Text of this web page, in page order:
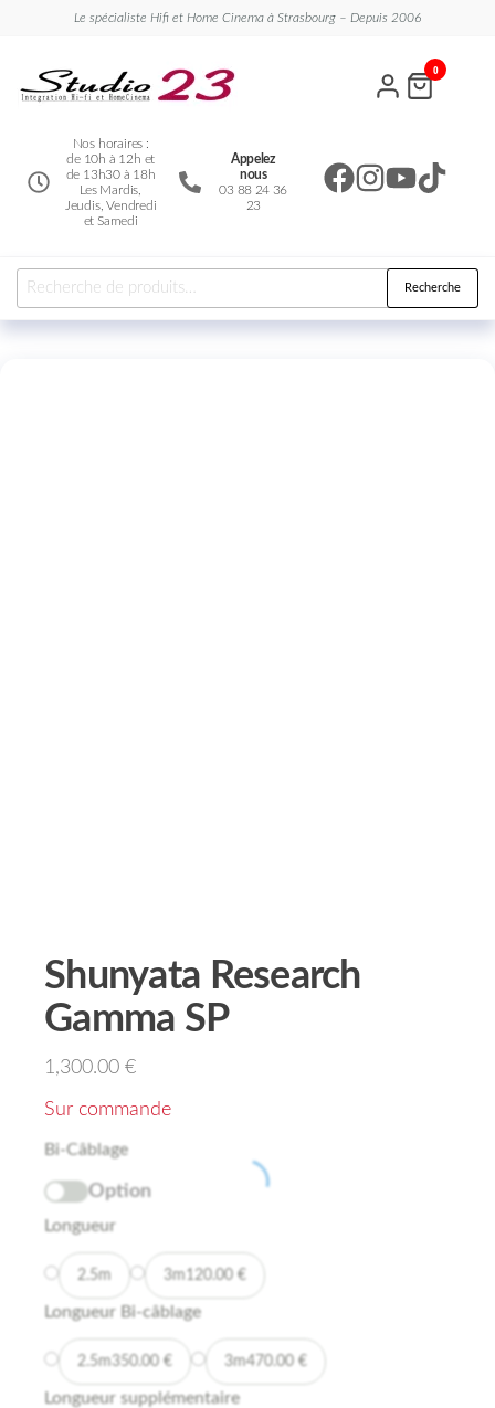
Le spécialiste Hifi et Home Cinema à Strasbourg – Depuis 2006
Nos horaires :
de 10h à 12h et
de 13h30 à 18h
Les Mardis,
Jeudis, Vendredi
et Samedi
Appelez
nous
03 88 24 36
23
0
Recherche
Shunyata Research
Gamma SP
1,300.00 €
Sur commande
Bi-Câblage
Option
Longueur
2.5m 3m120.00 €
Longueur Bi-câblage
2.5m350.00 € 3m470.00 €
Longueur supplémentaire